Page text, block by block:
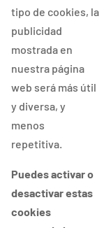
tipo de cookies, la
publicidad
mostrada en
nuestra página
web será más útil
y diversa, y
menos
repetitiva.
Puedes activar o
desactivar estas
cookies